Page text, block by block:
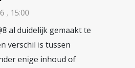
, 15:00
al duidelijk gemaakt te
verschil is tussen
enige inhoud of